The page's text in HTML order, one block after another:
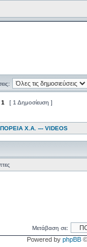
1 [ 1 Δημοσίευση ]
ΠΟΡΕΙΑ Χ.Α. --- VIDEOS
Μετάβαση σε:
Powered by phpBB